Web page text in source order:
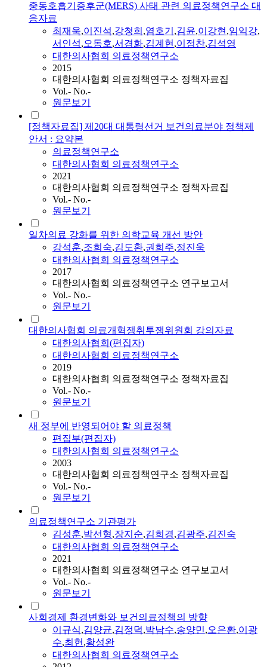
중동호흡기증후군(MERS) 사태 관련 의료정책연구소 대
응자료
최재욱,이진석,강청희 ,염호기 ,김윤,이강현,임익강,
서인석,오동호,서경화,김계현,이정찬,김석영
대한의사협회 의료정책연구소
2015
대한의사협회 의료정책연구소 정책자료집
Vol.- No.-
원문보기
[정책자료집] 제20대 대통령선거 보건의료분야 정책제
안서 : 요약본
의료정책연구소
대한의사협회 의료정책연구소
2021
대한의사협회 의료정책연구소 정책자료집
Vol.- No.-
원문보기
일차의료 강화를 위한 의학교육 개선 방안
강석훈,조희숙,김도환,권희주,정진욱
대한의사협회 의료정책연구소
2017
대한의사협회 의료정책연구소 연구보고서
Vol.- No.-
원문보기
대한의사협회 의료개혁쟁취투쟁위원회 강의자료
대한의사협회(편집자)
대한의사협회 의료정책연구소
2019
대한의사협회 의료정책연구소 정책자료집
Vol.- No.-
원문보기
새 정부에 반영되어야 할 의료정책
편집부(편집자)
대한의사협회 의료정책연구소
2003
대한의사협회 의료정책연구소 정책자료집
Vol.- No.-
원문보기
의료정책연구소 기관평가
김성훈,박선형,장지순,김희경,김광주,김진숙
대한의사협회 의료정책연구소
2021
대한의사협회 의료정책연구소 연구보고서
Vol.- No.-
원문보기
사회경제 환경변화와 보건의료정책의 방향
이규식,김양균,김정덕,박남수,송양민,오은환,이광
수,최헌,황성완
대한의사협회 의료정책연구소